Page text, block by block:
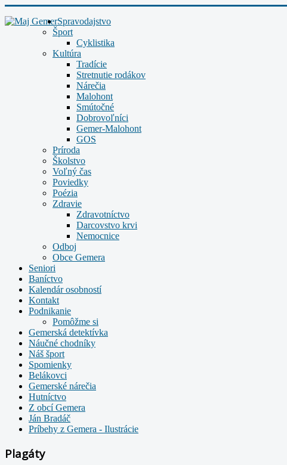
Spravodajstvo
Šport
Cyklistika
Kultúra
Tradície
Stretnutie rodákov
Nárečia
Malohont
Smútočné
Dobrovoľníci
Gemer-Malohont
GOS
Príroda
Školstvo
Voľný čas
Poviedky
Poézia
Zdravie
Zdravotníctvo
Darcovstvo krvi
Nemocnice
Odboj
Obce Gemera
Seniori
Baníctvo
Kalendár osobností
Kontakt
Podnikanie
Pomôžme si
Gemerská detektívka
Náučné chodníky
Náš šport
Spomienky
Belákovci
Gemerské nárečia
Hutníctvo
Z obcí Gemera
Ján Bradáč
Príbehy z Gemera - Ilustrácie
Plagáty